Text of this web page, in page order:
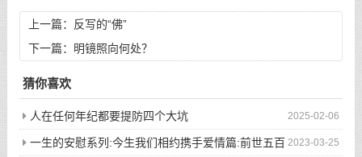
上一篇： 反写的“佛”
下一篇：
明镜照向何处？
猜你喜欢
2025-02-06
人在任何年纪都要提防四个大坑
2023-03-25
一生的安慰系列:今生我们相约携手爱情篇:前世五百